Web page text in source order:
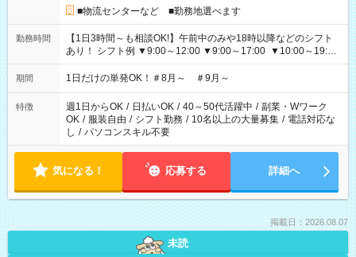
■物流センターなど ■勤務地選べます
勤務時間
【1日3時間～も相談OK!】午前中のみや18時以降などのシフト
あり！ シフト例 ▼9:00～12:00 ▼9:00～17:00 ▼10:00～19:00
▼18:00～21:00
期間 1日だけの単発OK！＃8月～ ＃9月～
特徴 週1日からOK / 日払いOK / 40～50代活躍中 / 副業・Wワーク
OK / 服装自由 / シフト勤務 / 10名以上の大量募集 / 電話対応な
し / パソコンスキル不要
気になる！ 応募する 詳細へ
掲載日：2026.08.07
未読